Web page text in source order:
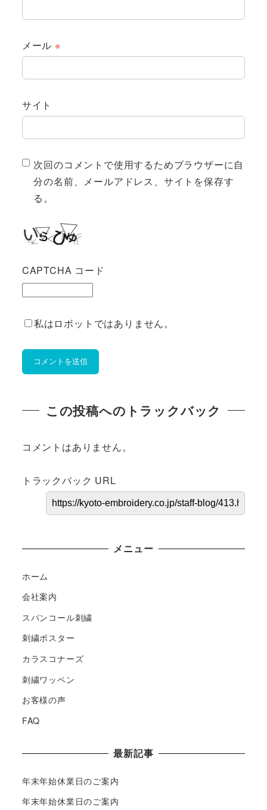
メール ※
サイト
次回のコメントで使用するためブラウザーに自
分の名前、メールアドレス、サイトを保存す
る。
CAPTCHA コード
私はロボットではありません。
この投稿へのトラックバック
コメントはありません。
トラックバック URL
メニュー
ホーム
会社案内
スパンコール刺繍
刺繍ポスター
カラスコナーズ
刺繍ワッペン
お客様の声
FAQ
最新記事
年末年始休業日のご案内
年末年始休業日のご案内